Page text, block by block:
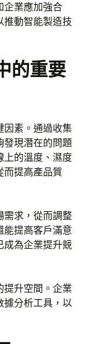
企業應加強合
推動智能製造技
的重要
因素。通過收集
發現潛在的問題
上的溫度、濕度
而提高產品質
需求，從而調整
能提高客戶滿意
成為企業提升競
提升空間。企業
據分析工具，以